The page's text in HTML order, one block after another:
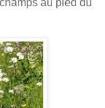
au pied du